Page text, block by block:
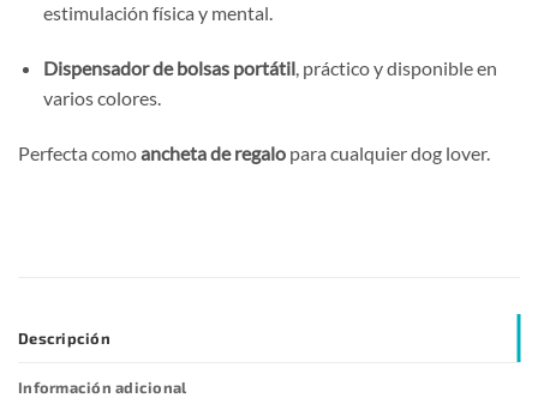
estimulación física y mental.
Dispensador de bolsas portátil, práctico y disponible en
varios colores.
Perfecta comoancheta de regalo para cualquier dog lover.
Descripción
Información adicional